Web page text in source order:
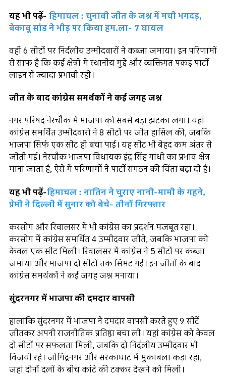
यह भी पढ़ें- हिमाचल : चुनावी जीत के जश्न में मची भगदड़,
बेकाबू सांड ने भीड़ पर किया हम.ला- 7 घायल
वहीं 6 सीटों पर निर्दलीय उम्मीदवारों ने कब्जा जमाया। इन परिणामों
से साफ है कि कई क्षेत्रों में स्थानीय मुद्दे और व्यक्तिगत पकड़ पार्टी
लाइन से ज्यादा प्रभावी रही।
जीत के बाद कांग्रेस समर्थकों ने कई जगह जश्न
नगर परिषद नेरचौक में भाजपा को सबसे बड़ा झटका लगा। यहां
कांग्रेस समर्थित उम्मीदवारों ने 8 सीटों पर जीत हासिल की, जबकि
भाजपा सिर्फ एक सीट ही बचा पाई। यह सीट भी बेहद कम अंतर से
जीती गई। नेरचौक भाजपा विधायक इंद्र सिंह गांधी का प्रभाव क्षेत्र
माना जाता है, ऐसे में परिणामों ने पार्टी संगठन की चिंता बढ़ा दी है।
यह भी पढ़ें-हिमाचल : नातिन ने चुराए नानी-मामी के गहने,
प्रेमी ने दिल्ली में सुनार को बेचे- तीनों गिरफ्तार
करसोग और रिवालसर में भी कांग्रेस का प्रदर्शन मजबूत रहा।
करसोग में कांग्रेस समर्थित 4 उम्मीदवार जीते, जबकि भाजपा को
केवल एक सीट मिली। रिवालसर में कांग्रेस ने 5 सीटों पर कब्जा
जमाया और भाजपा दो सीटों तक सिमट गई। इन जीतों के बाद
कांग्रेस समर्थकों ने कई जगह जश्न मनाया।
सुंदरनगर में भाजपा की दमदार वापसी
हालांकि सुंदरनगर में भाजपा ने दमदार वापसी करते हुए 9 सीटें
जीतकर अपनी राजनीतिक प्रतिष्ठा बचा ली। यहां कांग्रेस को केवल
दो सीटों पर सफलता मिली, जबकि दो निर्दलीय उम्मीदवार भी
विजयी रहे। जोगिंद्रनगर और सरकाघाट में मुकाबला कड़ा रहा,
जहां दोनों दलों के बीच कांटे की टक्कर देखने को मिली।